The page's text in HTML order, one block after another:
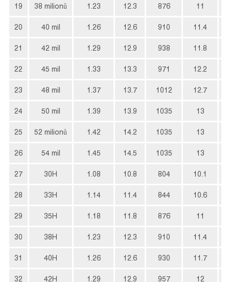
19 38 milionů 1.23 12.3 876 11
20 40 mil 1.26 12.6 910 11.4
21 42 mil 1.29 12.9 938 11.8
22 45 mil 1.33 13.3 971 12.2
23 48 mil 1.37 13.7 1012 12.7
24 50 mil 1.39 13.9 1035 13
25 52 milionů 1.42 14.2 1035 13
26 54 mil 1.45 14.5 1035 13
27 30H 1.08 10.8 804 10.1
28 33H 1.14 11.4 844 10.6
29 35H 1.18 11.8 876 11
30 38H 1.23 12.3 910 11.4
31 40H 1.26 12.6 930 11.7
32 42H 1.29 12.9 957 12